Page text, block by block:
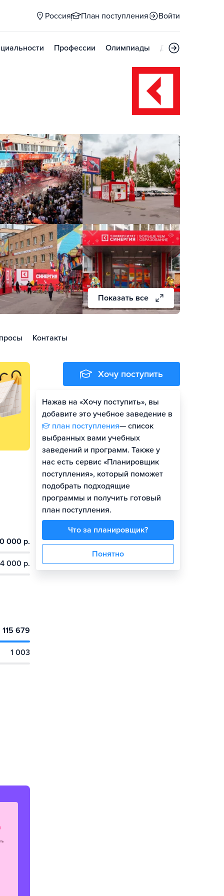
Россия План поступления Войти
Профессии Олимпиады Дни открытых
Показать все
Контакты
000 р.
000 р.
115 679
1 003
Хочу поступить
Нажав на «Хочу поступить», вы
добавите это учебное заведение в
план поступления— список
выбранных вами учебных
заведений и программ. Также у
нас есть сервис «Планировщик
поступления», который поможет
подобрать подходящие
программы и получить готовый
план поступления.
Что за планировщик?
Понятно
Оценить шансы
Гайд по поступлению